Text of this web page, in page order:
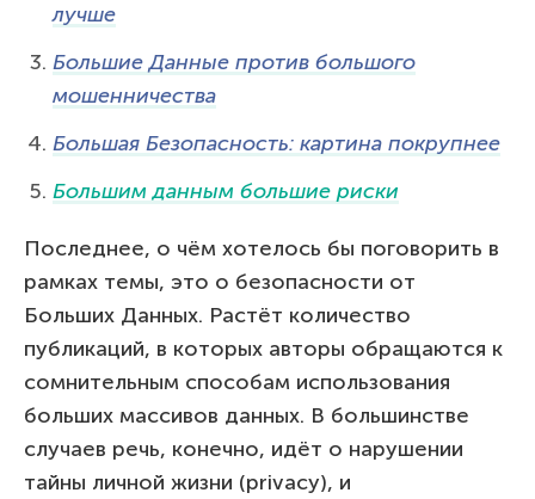
лучше
Большие Данные против большого
мошенничества
Большая Безопасность: картина покрупнее
Большим данным большие риски
Последнее, о чём хотелось бы поговорить в
рамках темы, это о безопасности от
Больших Данных. Растёт количество
публикаций, в которых авторы обращаются к
сомнительным способам использования
больших массивов данных. В большинстве
случаев речь, конечно, идёт о нарушении
тайны личной жизни (privacy), и